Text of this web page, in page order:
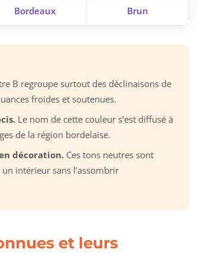
Bordeaux Brun
B regroupe surtout des déclinaisons de
froides et soutenues.
Le nom de cette couleur s’est diffusé à
de la région bordelaise.
décoration. Ces tons neutres sont
intérieur sans l’assombrir
et leurs